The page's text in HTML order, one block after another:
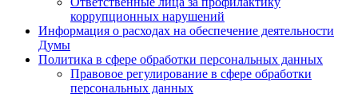
коррупционных нарушений
Информация о расходах на обеспечение деятельности
Думы
Политика в сфере обработки персональных данных
Правовое регулирование в сфере обработки
персональных данных